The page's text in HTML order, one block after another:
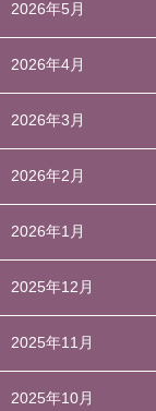
2026年5月
2026年4月
2026年3月
2026年2月
2026年1月
2025年12月
2025年11月
2025年10月